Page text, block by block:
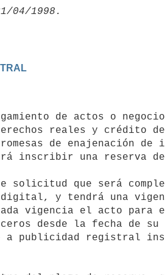
reales y crédito
de enajenación de
inscribir una reserva
y tendrá una
vigencia el acto
desde la fecha de
a publicidad registral